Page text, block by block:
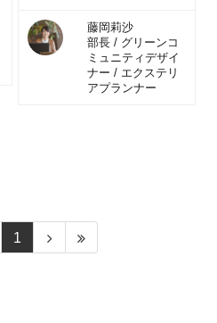
藤岡莉沙
部長 / グリーンコ
ミュニティデザイ
ナー / エクステリ
アプランナー
1